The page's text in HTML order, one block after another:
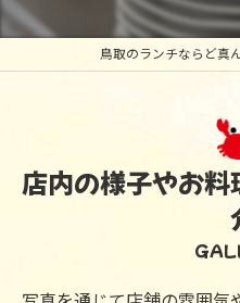
鳥取のランチならど真
店内の様子やお